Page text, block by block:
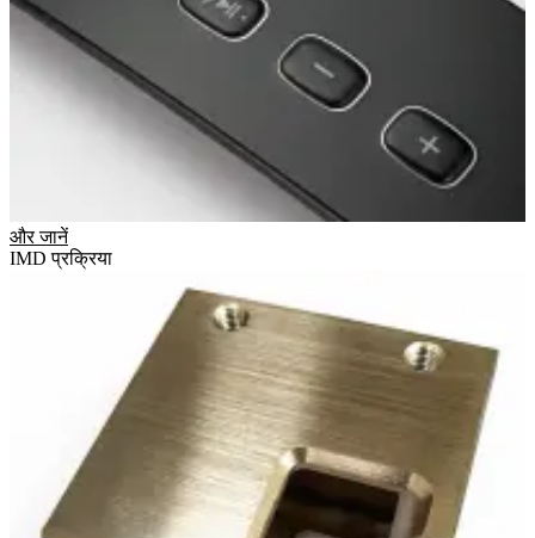
और जानें
IMD प्रक्रिया